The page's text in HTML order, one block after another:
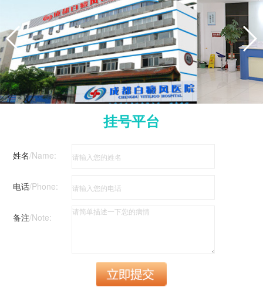
挂号平台
姓名/Name:
电话/Phone:
备注/Note: